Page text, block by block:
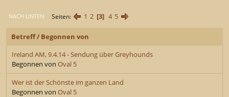
NACH UNTEN Seiten 1 2 3 4 5
Betreff/ Begonnen von
Ireland AM, 9.4.14 - Sendung über Greyhounds
Begonnen von Oval 5
Wer ist der Schönste im ganzen Land
Begonnen von Oval 5